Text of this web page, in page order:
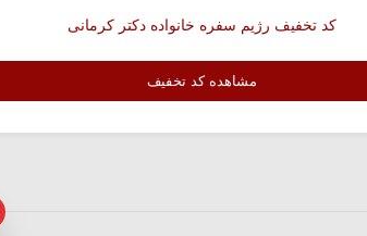
کد تخفیف رژیم سفره خانواده دکتر کرمانی
مشاهده کد تخفیف